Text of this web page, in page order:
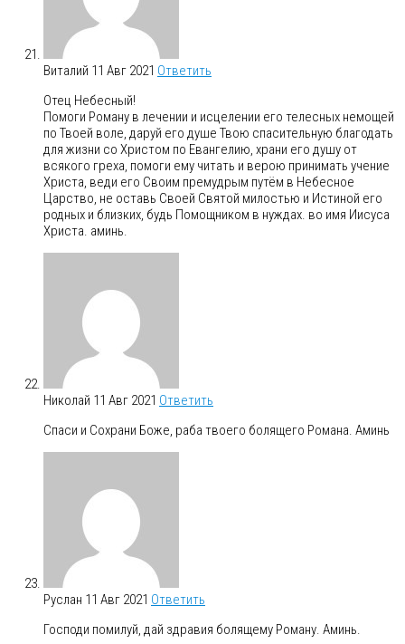
Виталий 11 Авг 2021 Ответить
Отец Небесный!
Помоги Роману в лечении и исцелении его телесных немощей
по Твоей воле, даруй его душе Твою спасительную благодать
для жизни со Христом по Евангелию, храни его душу от
всякого греха, помоги ему читать и верою принимать учение
Христа, веди его Своим премудрым путём в Небесное
Царство, не оставь Своей Святой милостью и Истиной его
родных и близких, будь Помощником в нуждах. во имя Иисуса
Христа. аминь.
Николай 11 Авг 2021 Ответить
Спаси и Сохрани Боже, раба твоего болящего Романа. Аминь
Руслан 11 Авг 2021 Ответить
Господи помилуй, дай здравия болящему Роману. Аминь.